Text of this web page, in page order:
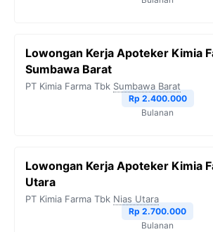
Lowongan Kerja Apoteker Kimia
Sumbawa Barat
PT Kimia Farma Tbk Sumbawa Barat
Rp 2.400.000
Bulanan
Lowongan Kerja Apoteker Kimia
Utara
PT Kimia Farma Tbk Nias Utara
Rp 2.700.000
Bulanan